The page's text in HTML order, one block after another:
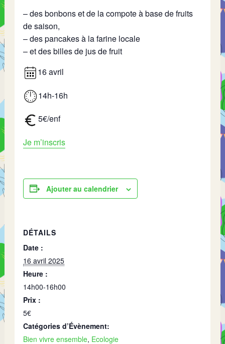
– des bonbons et de la compote à base de fruits
de saison,
– des pancakes à la farine locale
– et des billes de jus de fruit
16 avril
14h-16h
5€/enf
Je m’inscris
Ajouter au calendrier
DÉTAILS
Date :
16 avril 2025
Heure :
14h00-16h00
Prix :
5€
Catégories d’Évènement:
Bien vivre ensemble, Ecologie